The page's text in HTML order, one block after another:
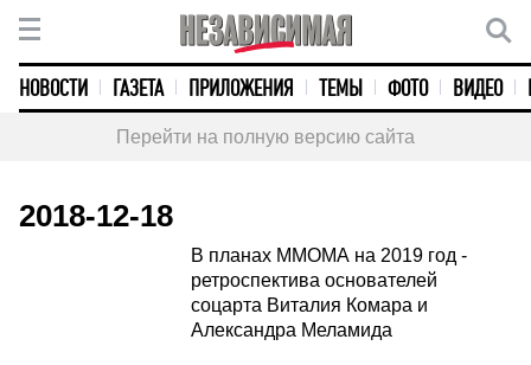
НОВОСТИ ГАЗЕТА ПРИЛОЖЕНИЯ ТЕМЫ ФОТО ВИДЕО
Перейти на полную версию сайта
2018-12-18
В планах ММОМА на 2019 год -
ретроспектива основателей
соцарта Виталия Комара и
Александра Меламида